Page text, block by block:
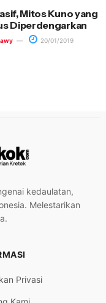
Mitos Kuno yang
Diperdengarkan
20/01/2019
kedaulatan,
Melestarikan
Privasi